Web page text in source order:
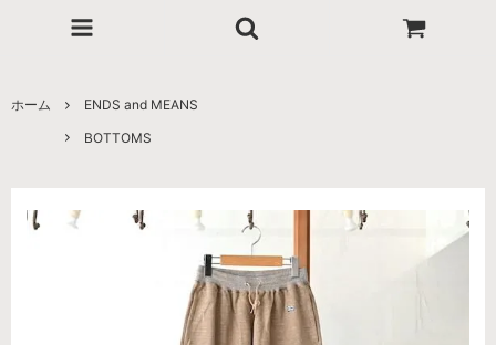
ホーム
ENDS and MEANS
BOTTOMS